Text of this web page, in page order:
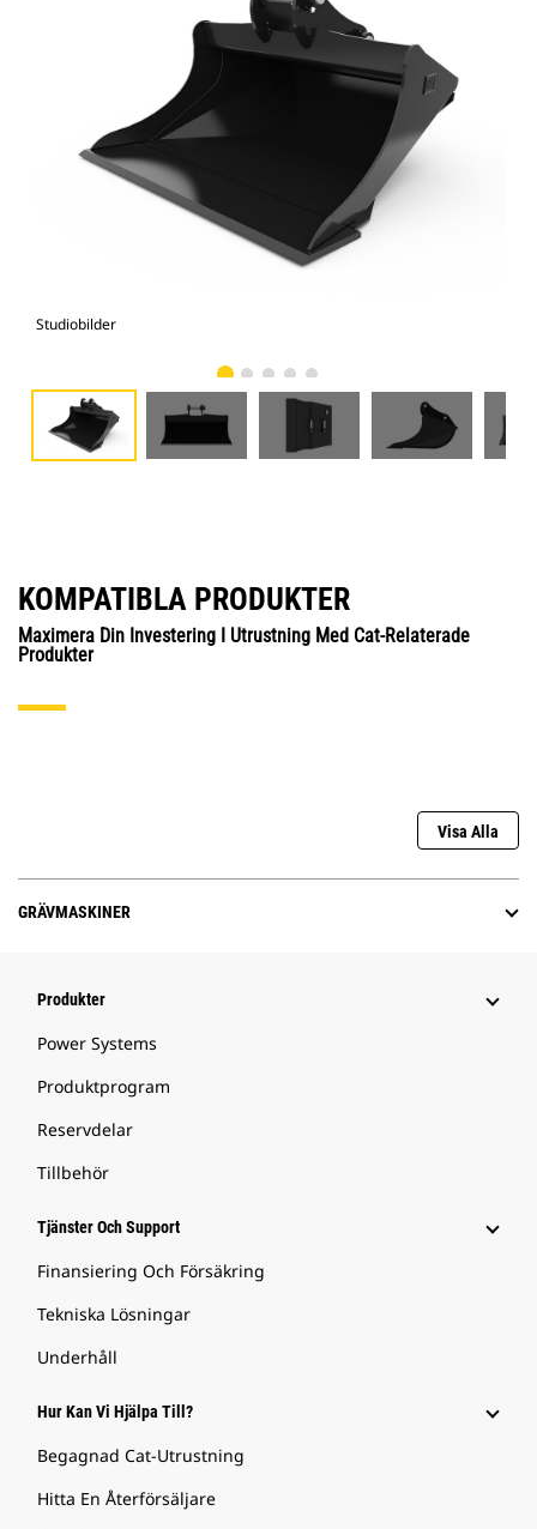
Studiobilder
KOMPATIBLA PRODUKTER
Maximera Din Investering I Utrustning Med Cat-Relaterade
Produkter
Visa Alla
GRÄVMASKINER
Produkter
Power Systems
Produktprogram
Reservdelar
Tillbehör
Tjänster Och Support
Finansiering Och Försäkring
Tekniska Lösningar
Underhåll
Hur Kan Vi Hjälpa Till?
Begagnad Cat-Utrustning
Hitta En Återförsäljare